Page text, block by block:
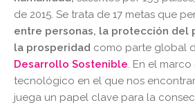
de 2015. Se trata de 17 metas que
entre personas, la protección del
la prosperidad como parte global
Desarrollo Sostenible. En el
tecnológico en el que nos
juega un papel clave para la